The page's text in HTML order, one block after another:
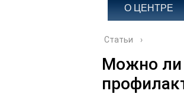
О ЦЕНТРЕ
Статьи ›
Можно ли